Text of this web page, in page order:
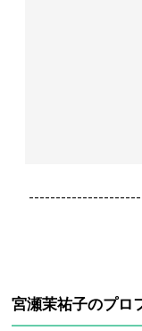
宮瀬茉祐子のプロ